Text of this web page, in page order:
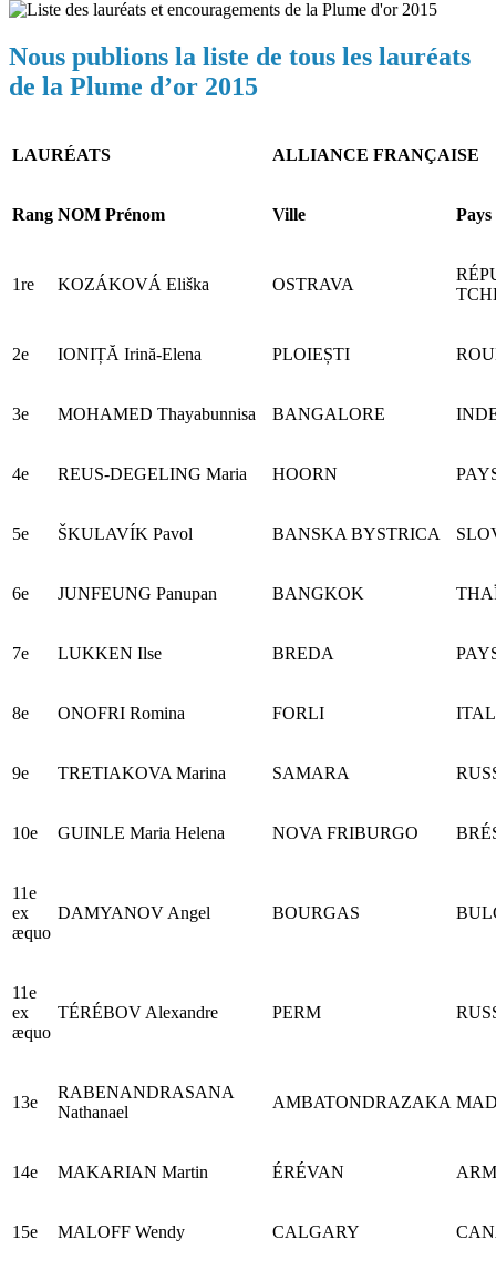
Nous publions la liste de tous les lauréats
de la Plume d’or 2015
LAURÉATS ALLIANCE FRANÇAISE
Rang NOM Prénom Ville Pays
1re KOZÁKOVÁ Eliška OSTRAVA
2e IONIȚĂ Irină-Elena PLOIEȘTI
3e MOHAMED Thayabunnisa BANGALORE
4e REUS-DEGELING Maria HOORN
5e ŠKULAVÍK Pavol BANSKA BYSTRICA
6e JUNFEUNG Panupan BANGKOK
7e LUKKEN Ilse BREDA
8e ONOFRI Romina FORLI
9e TRETIAKOVA Marina SAMARA
10e GUINLE Maria Helena NOVA FRIBURGO
11e
ex
æquo
DAMYANOV Angel BOURGAS
11e
ex
æquo
TÉRÉBOV Alexandre PERM
13e
RABENANDRASANA
Nathanael
AMBATONDRAZAKA
14e MAKARIAN Martin ÉRÉVAN
15e MALOFF Wendy CALGARY